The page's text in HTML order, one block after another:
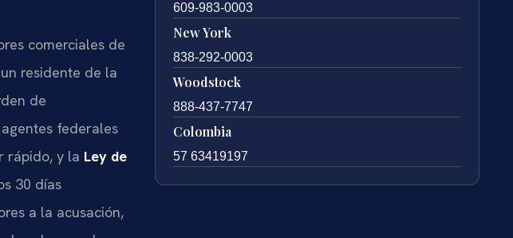
comerciales de
residente de la
de
federales
rápido, y la Ley de
30 días
a la acusación,
609-983-0003
New York
838-292-0003
Woodstock
888-437-7747
Colombia
57 63419197